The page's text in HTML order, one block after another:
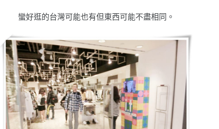
蠻好逛的台灣可能也有但東西可能不盡相同。